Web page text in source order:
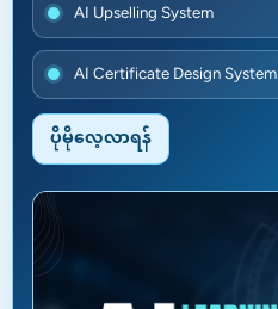
AI Upselling System
AI Certificate Design System
ပိုမိုလေ့လာရန်